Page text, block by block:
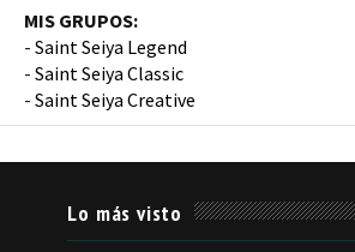
MIS GRUPOS:
- Saint Seiya Legend
- Saint Seiya Classic
- Saint Seiya Creative
Lo más visto